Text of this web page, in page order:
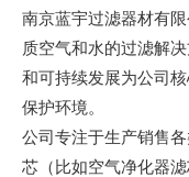
南京蓝宇过滤器材有
质空气和水的过滤解
和可持续发展为公司
保护环境。
公司专注于生产销售
芯（比如空气净化器滤